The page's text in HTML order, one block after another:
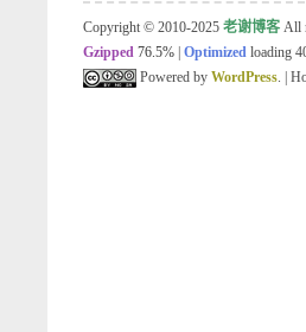
Copyright © 2010-2025 老谢博客 All
Gzipped 76.5% Optimized loading
Powered by WordPress. |